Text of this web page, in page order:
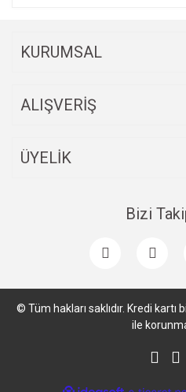
KURUMSAL
ALIŞVERİŞ
ÜYELİK
Bizi
© Tüm hakları saklıdır. Kredi
ile